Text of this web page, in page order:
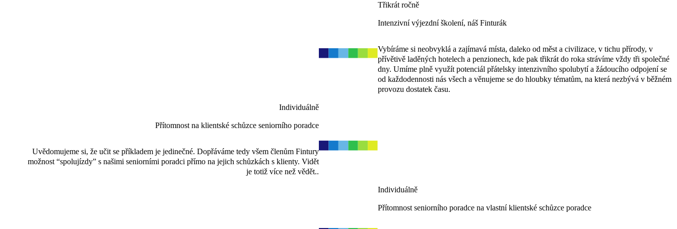
Třikrát ročně
Intenzivní výjezdní školení, náš Finturák
Vybíráme si neobvyklá a zajímavá místa, daleko od měst a civilizace, v tichu přírody, v
přívětivě laděných hotelech a penzionech, kde pak třikrát do roka strávíme vždy tři společné
dny. Umíme plně využít potenciál přátelsky intenzivního spolubytí a žádoucího odpojení se
od každodennosti nás všech a věnujeme se do hloubky tématům, na která nezbývá v běžném
provozu dostatek času.
Individuálně
Přítomnost na klientské schůzce seniorního poradce
Uvědomujeme si, že učit se příkladem je jedinečné. Dopřáváme tedy všem členům Fintury
možnost “spolujízdy” s našimi seniorními poradci přímo na jejich schůzkách s klienty. Vidět
je totiž více než vědět..
Individuálně
Přítomnost seniorního poradce na vlastní klientské schůzce poradce